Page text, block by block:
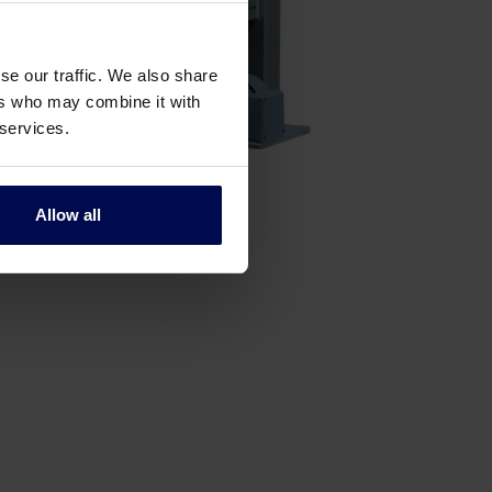
our traffic. We also share
who may combine it with
Allow all